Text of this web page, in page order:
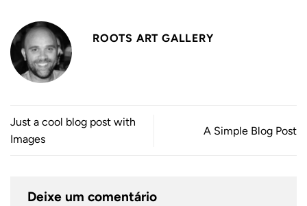
ROOTS ART GALLERY
Just a cool blog post with
Images
A Simple Blog Post
Deixe um comentário